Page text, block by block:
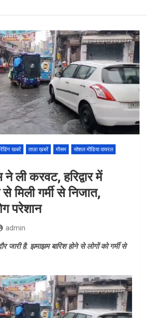
खबरें ताज़ा ख़बरें मौसम
सोशल मीडिया वायरल
ली करवट, हरिद्वार में
मिली गर्मी से निजात,
परेशान
admin
जारी है. झमाझम बारिश होने से लोगों को गर्मी से